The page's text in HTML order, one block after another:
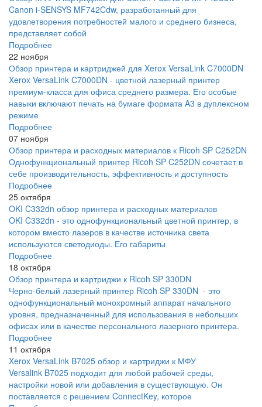
Canon i-SENSYS MF742Cdw, разработанный для
удовлетворения потребностей малого и среднего бизнеса,
представляет собой
Подробнее
22 ноября
Обзор принтера и картриджей для Xerox VersaLink C7000DN
Xerox VersaLink C7000DN - цветной лазерный принтер
премиум-класса для офиса среднего размера. Его особые
навыки включают печать на бумаге формата A3 в дуплексном
режиме
Подробнее
07 ноября
Обзор принтера и расходных материалов к Ricoh SP C252DN
Однофункциональный принтер Ricoh SP C252DN сочетает в
себе производительность, эффективность и доступность
Подробнее
25 октября
OKI C332dn обзор принтера и расходных материалов
OKI C332dn - это однофункциональный цветной принтер, в
котором вместо лазеров в качестве источника света
используются светодиоды. Его габариты
Подробнее
18 октября
Обзор принтера и картриджи к Ricoh SP 330DN
Черно-белый лазерный принтер Ricoh SP 330DN - это
однофункциональный монохромный аппарат начального
уровня, предназначенный для использования в небольших
офисах или в качестве персонального лазерного принтера.
Подробнее
11 октября
Xerox VersaLink B7025 обзор и картриджи к МФУ
Versalink B7025 подходит для любой рабочей среды,
настройки новой или добавления в существующую. Он
поставляется с решением ConnectKey, которое